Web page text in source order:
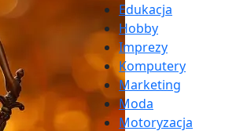
Edukacja
Hobby
Imprezy
Komputery
Marketing
Moda
Motoryzacja